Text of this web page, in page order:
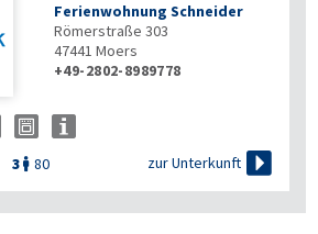
Ferienwohnung Schneider
Römerstraße 303
47441 Moers
+49-2802-8989778
3  80 zur Unterkunft 